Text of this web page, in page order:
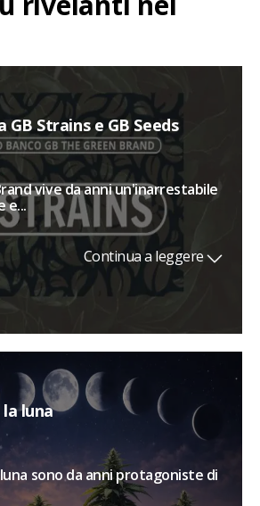
Strains e GB Seeds
vive da anni un'inarrestabile
e...
Continua a leggere
la luna
luna sono da anni protagoniste di